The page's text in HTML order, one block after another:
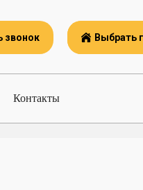
звонок Выбрать
Контакты